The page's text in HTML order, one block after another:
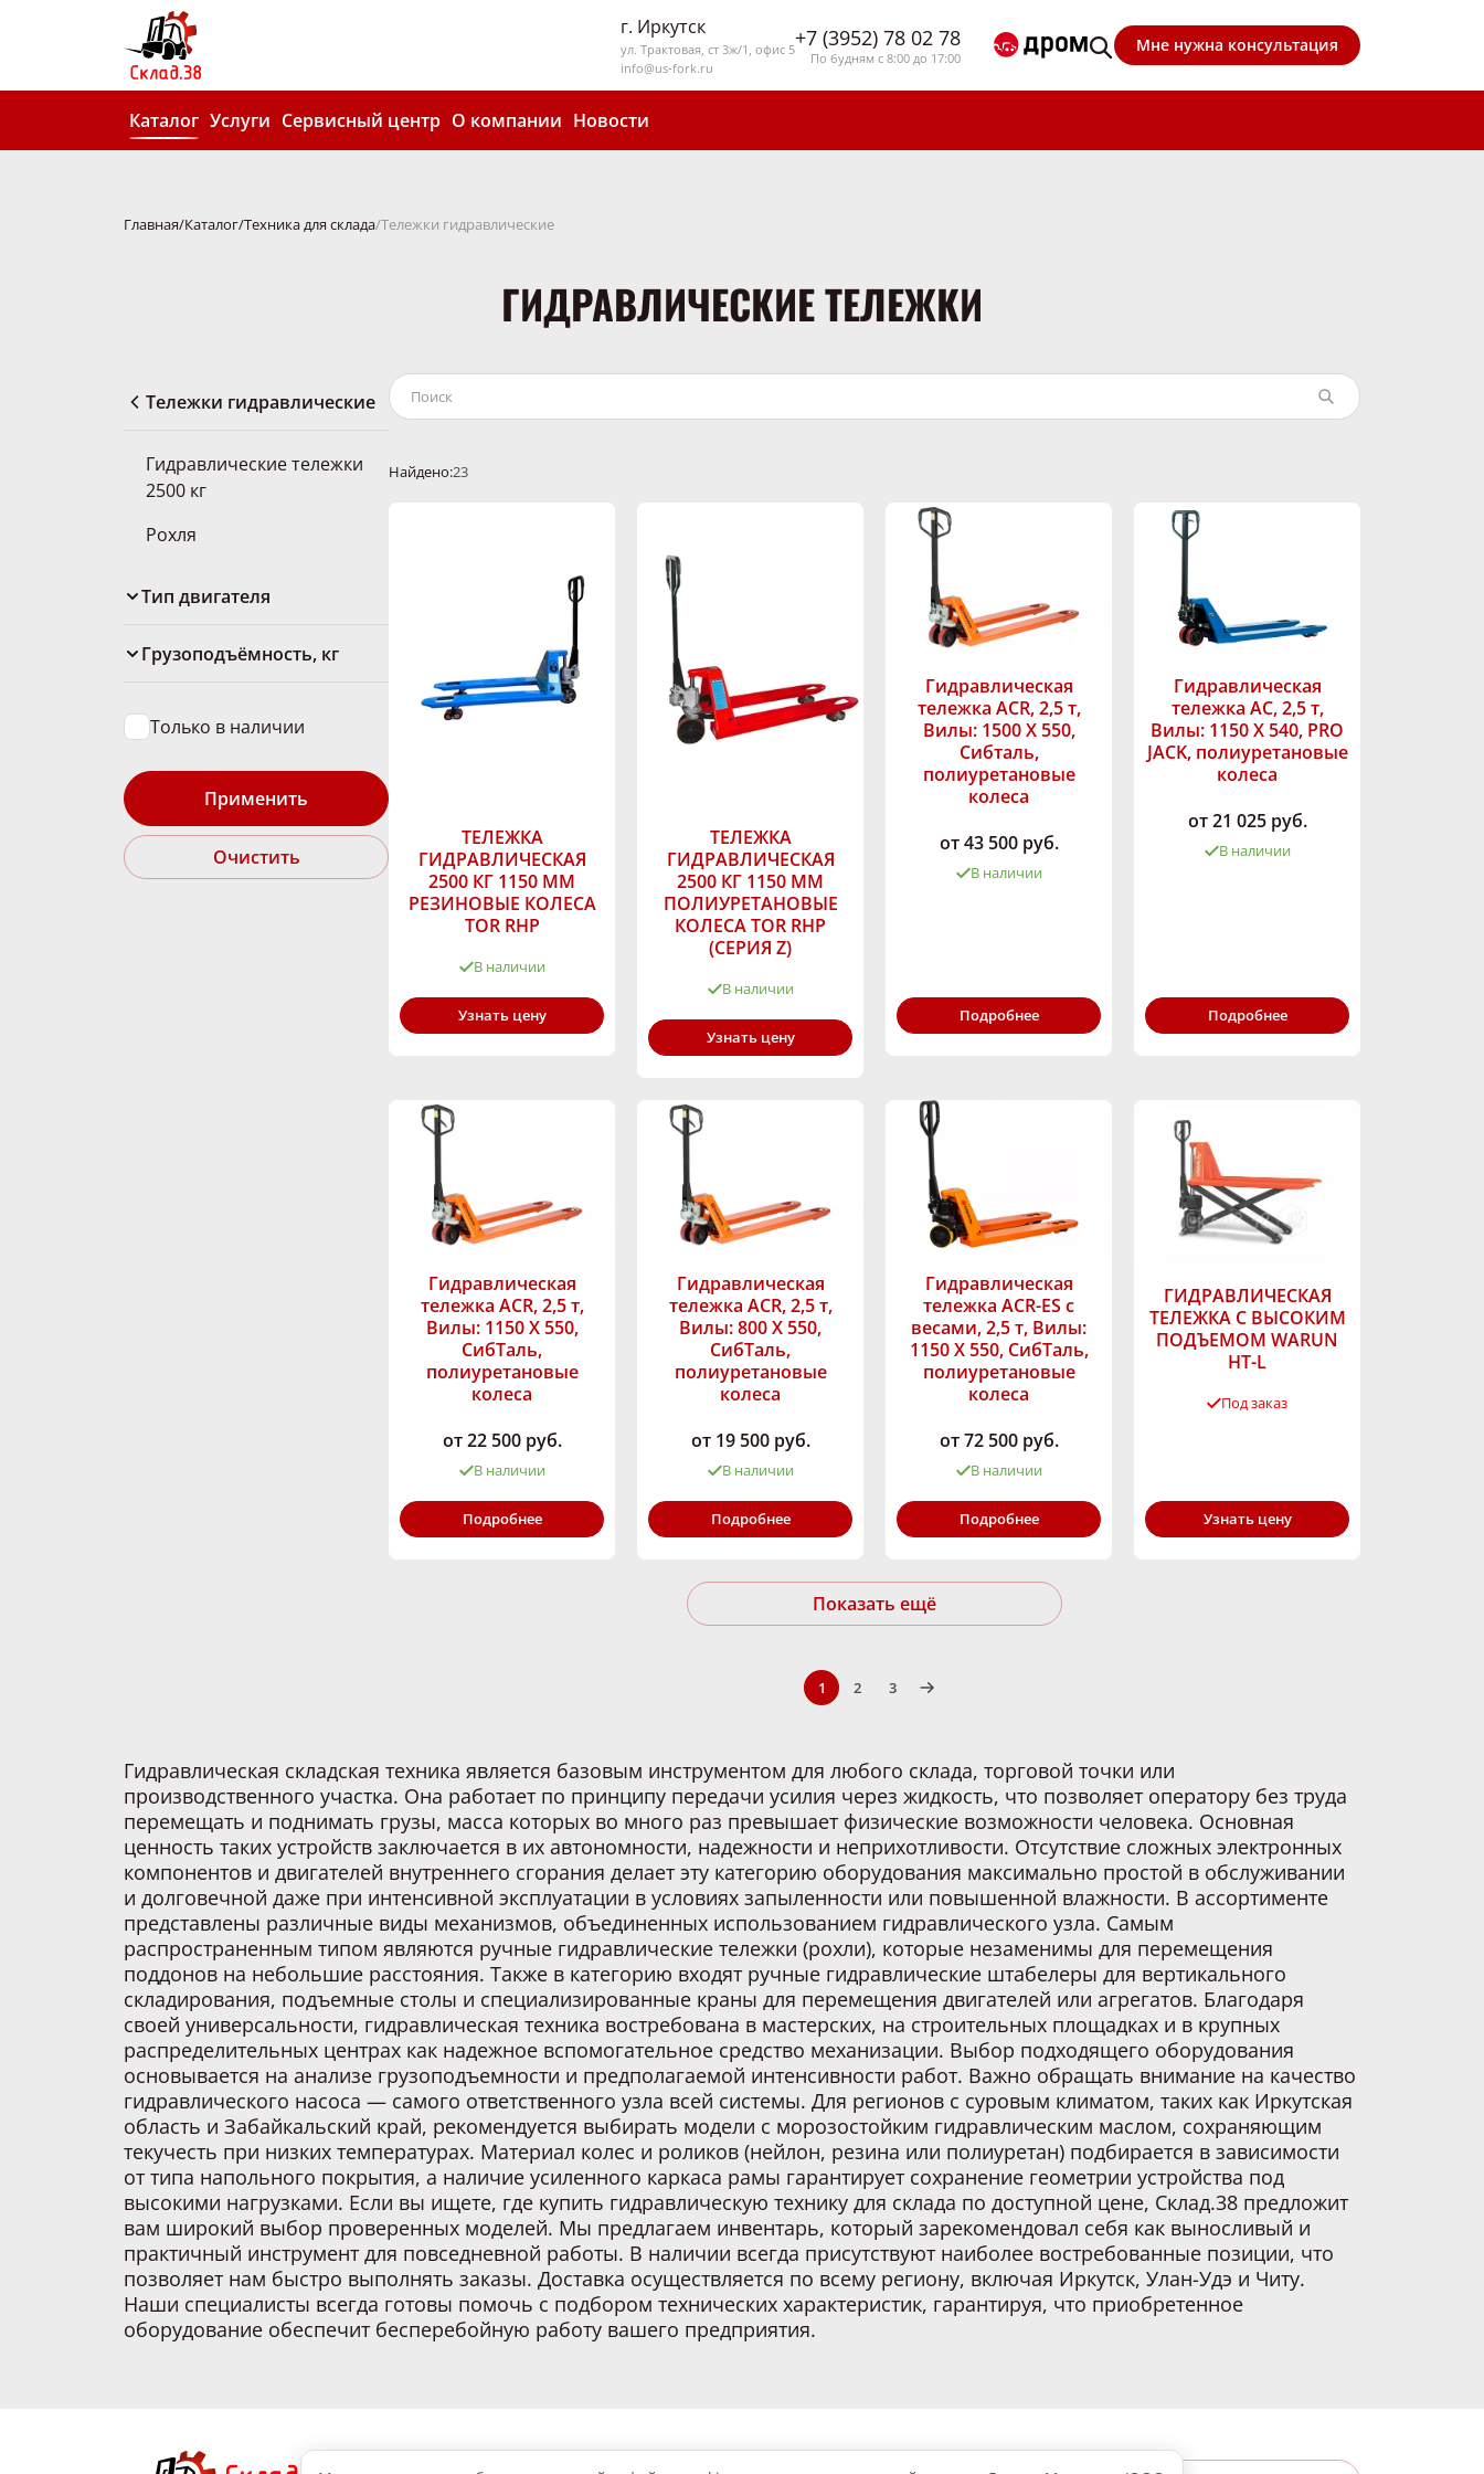
г. Иркутск
ул. Трактовая, ст 3ж/1, офис 5
info@us-fork.ru
+7 (3952) 78 02 78
По будням с 8:00 до 17:00
Мне нужна консультация
Каталог Услуги Сервисный центр О компании Новости
Главная Каталог Техника для склада Тележки гидравлические
ГИДРАВЛИЧЕСКИЕ ТЕЛЕЖКИ
Тележки гидравлические
Гидравлические тележки
2500 кг
Рохля
Тип двигателя
Грузоподъёмность, кг
Только в наличии
Применить
Очистить
Найдено:23
ТЕЛЕЖКА
ГИДРАВЛИЧЕСКАЯ
2500 КГ 1150 ММ
РЕЗИНОВЫЕ КОЛЕСА
TOR RHP
В наличии
Узнать цену
ТЕЛЕЖКА
ГИДРАВЛИЧЕСКАЯ
2500 КГ 1150 ММ
ПОЛИУРЕТАНОВЫЕ
КОЛЕСА TOR RHP
(СЕРИЯ Z)
В наличии
Узнать цену
Гидравлическая
тележка ACR, 2,5 т,
Вилы: 1500 Х 550,
Сибталь,
полиуретановые
колеса
от 43 500 руб.
В наличии
Подробнее
Гидравлическая
тележка AC, 2,5 т,
Вилы: 1150 Х 540, PRO
JACK, полиуретановые
колеса
от 21 025 руб.
В наличии
Подробнее
Гидравлическая
тележка ACR, 2,5 т,
Вилы: 1150 Х 550,
СибТаль,
полиуретановые
колеса
от 22 500 руб.
В наличии
Грузоподъёмность,
кг:
2500
Подробнее
Гидравлическая
тележка ACR, 2,5 т,
Вилы: 800 Х 550,
СибТаль,
полиуретановые
колеса
от 19 500 руб.
В наличии
Грузоподъёмность,
кг:
2500
Подробнее
Гидравлическая
тележка ACR-ES c
весами, 2,5 т, Вилы:
1150 Х 550, СибТаль,
полиуретановые
колеса
от 72 500 руб.
В наличии
Грузоподъёмность,
кг:
2500
Подробнее
ГИДРАВЛИЧЕСКАЯ
ТЕЛЕЖКА С ВЫСОКИМ
ПОДЪЕМОМ WARUN
HT-L
Под заказ
Узнать цену
Показать ещё
1 2 3
Гидравлическая складская техника является базовым инструментом для любого склада, торговой точки или
производственного участка. Она работает по принципу передачи усилия через жидкость, что позволяет оператору без труда
перемещать и поднимать грузы, масса которых во много раз превышает физические возможности человека. Основная
ценность таких устройств заключается в их автономности, надежности и неприхотливости. Отсутствие сложных электронных
компонентов и двигателей внутреннего сгорания делает эту категорию оборудования максимально простой в обслуживании
и долговечной даже при интенсивной эксплуатации в условиях запыленности или повышенной влажности. В ассортименте
представлены различные виды механизмов, объединенных использованием гидравлического узла. Самым
распространенным типом являются ручные гидравлические тележки (рохли), которые незаменимы для перемещения
поддонов на небольшие расстояния. Также в категорию входят ручные гидравлические штабелеры для вертикального
складирования, подъемные столы и специализированные краны для перемещения двигателей или агрегатов. Благодаря
своей универсальности, гидравлическая техника востребована в мастерских, на строительных площадках и в крупных
распределительных центрах как надежное вспомогательное средство механизации. Выбор подходящего оборудования
основывается на анализе грузоподъемности и предполагаемой интенсивности работ. Важно обращать внимание на качество
гидравлического насоса — самого ответственного узла всей системы. Для регионов с суровым климатом, таких как Иркутская
область и Забайкальский край, рекомендуется выбирать модели с морозостойким гидравлическим маслом, сохраняющим
текучесть при низких температурах. Материал колес и роликов (нейлон, резина или полиуретан) подбирается в зависимости
от типа напольного покрытия, а наличие усиленного каркаса рамы гарантирует сохранение геометрии устройства под
высокими нагрузками. Если вы ищете, где купить гидравлическую технику для склада по доступной цене, Склад.38 предложит
вам широкий выбор проверенных моделей. Мы предлагаем инвентарь, который зарекомендовал себя как выносливый и
практичный инструмент для повседневной работы. В наличии всегда присутствуют наиболее востребованные позиции, что
позволяет нам быстро выполнять заказы. Доставка осуществляется по всему региону, включая Иркутск, Улан-Удэ и Читу.
Наши специалисты всегда готовы помочь с подбором технических характеристик, гарантируя, что приобретенное
оборудование обеспечит бесперебойную работу вашего предприятия.